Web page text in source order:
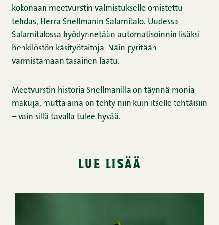
kokonaan meetvurstin valmistukselle omistettu
tehdas, Herra Snellmanin Salamitalo. Uudessa
Salamitalossa hyödynnetään automatisoinnin lisäksi
henkilöstön käsityötaitoja. Näin pyritään
varmistamaan tasainen laatu.
Meetvurstin historia Snellmanilla on täynnä monia
makuja, mutta aina on tehty niin kuin itselle tehtäisiin
– vain sillä tavalla tulee hyvää.
lue lisää